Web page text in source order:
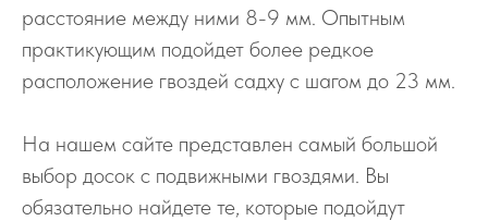
расстояние между ними 8-9 мм. Опытным
практикующим подойдет более редкое
расположение гвоздей садху с шагом до 23 мм.
На нашем сайте представлен самый большой
выбор досок с подвижными гвоздями. Вы
обязательно найдете те, которые подойдут